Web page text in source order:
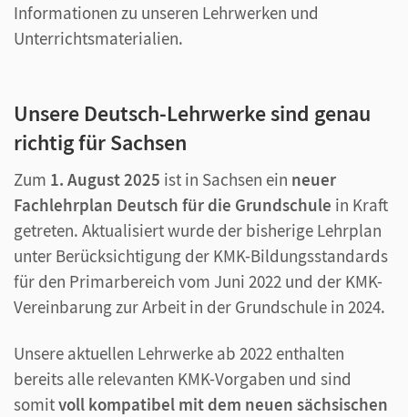
Informationen zu unseren Lehrwerken und
Unterrichtsmaterialien.
Unsere Deutsch-Lehrwerke sind genau
richtig für Sachsen
Zum 1. August 2025 ist in Sachsen ein neuer
Fachlehrplan Deutsch für die Grundschule in Kraft
getreten. Aktualisiert wurde der bisherige Lehrplan
unter Berücksichtigung der KMK-Bildungsstandards
für den Primarbereich vom Juni 2022 und der KMK-
Vereinbarung zur Arbeit in der Grundschule in 2024.
Unsere aktuellen Lehrwerke ab 2022 enthalten
bereits alle relevanten KMK-Vorgaben und sind
somitvoll kompatibel mit dem neuen sächsischen